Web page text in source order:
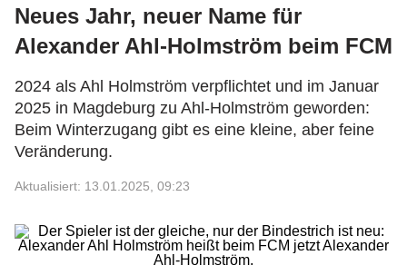
Neues Jahr, neuer Name für
Alexander Ahl-Holmström beim FCM
2024 als Ahl Holmström verpflichtet und im Januar
2025 in Magdeburg zu Ahl-Holmström geworden:
Beim Winterzugang gibt es eine kleine, aber feine
Veränderung.
Aktualisiert: 13.01.2025, 09:23